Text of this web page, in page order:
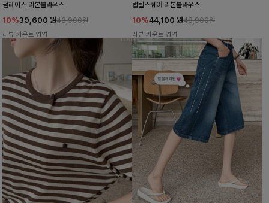
펌레이스 리본블라우스
10%39,600 원43,900원
리뷰 카운트 영역
럽틸스퀘어 리본블라우스
10%44,100 원48,900원
리뷰 카운트 영역